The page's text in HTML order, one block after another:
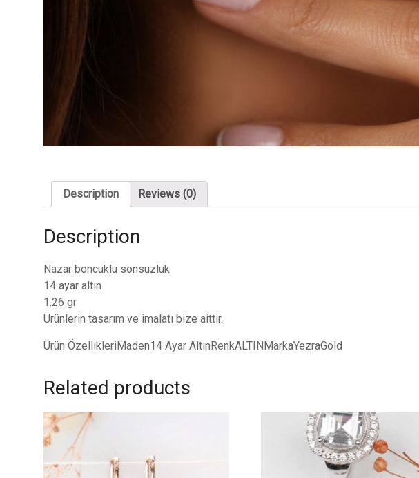
Description Reviews (0)
Description
Nazar boncuklu sonsuzluk
14 ayar altın
1.26 gr
Ürünlerin tasarım ve imalatı bize aittir.
Ürün ÖzellikleriMaden14 Ayar AltınRenkALTINMarkaYezraGold
Related products